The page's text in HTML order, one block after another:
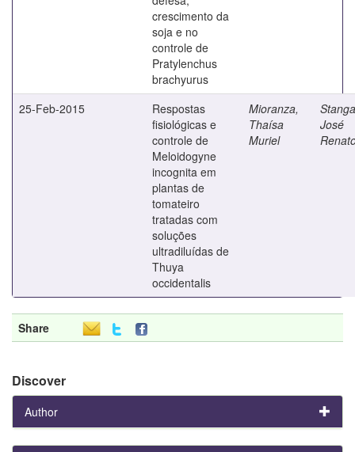
crescimento da
soja e no
controle de
Pratylenchus
brachyurus
25-Feb-2015
Respostas
fisiológicas e
controle de
Meloidogyne
incognita em
plantas de
tomateiro
tratadas com
soluções
ultradiluídas de
Thuya
occidentalis
Mioranza,
Thaísa
Muriel
José
Share
Discover
Author